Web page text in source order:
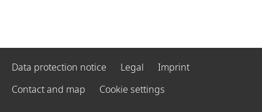
Data protection notice Legal
Imprint
Contact and map
Cookie settings